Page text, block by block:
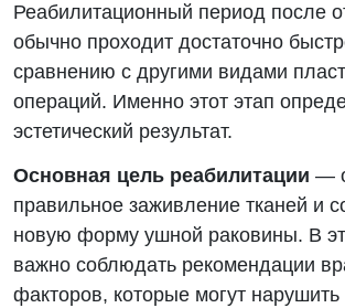
Реабилитационный период после
обычно проходит достаточно
сравнению с другими видами
операций. Именно этот этап
эстетический результат.
Основная цель реабилитации —
правильное заживление тканей и
новую форму ушной раковины. В
важно соблюдать рекомендации
факторов, которые могут нарушить